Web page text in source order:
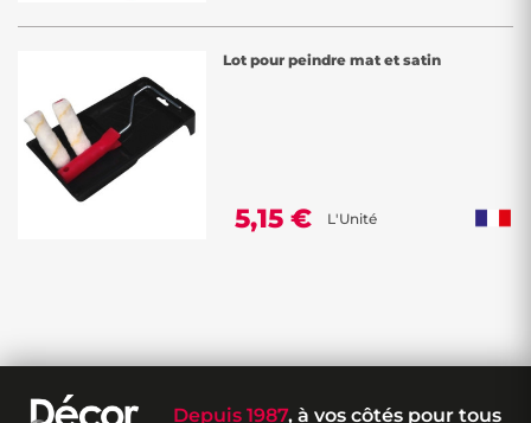
Lot pour peindre mat et satin
5,15 € L'Unité
Depuis 1987, à vos côtés pour tous